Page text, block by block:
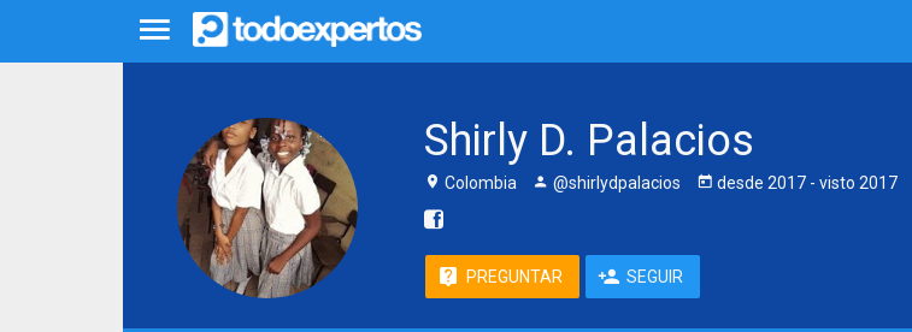
Shirly D. Palacios
Colombia @shirlydpalacios desde 2017 - visto 2017
PREGUNTAR SEGUIR